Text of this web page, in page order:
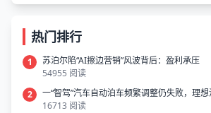
热门排行
1
苏泊尔陷“AI擦边营销”风波背后：盈利承压
54955 阅读
2
一“智驾”汽车自动泊车频繁调整仍失败，理
16713 阅读